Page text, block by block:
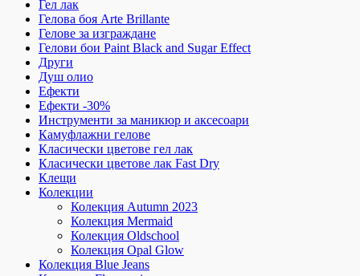
Гел лак
Гелова боя Arte Brillante
Гелове за изграждане
Гелови бои Paint Black and Sugar Effect
Други
Душ олио
Ефекти
Ефекти -30%
Инструменти за маникюр и аксесоари
Камуфлажни гелове
Класически цветове гел лак
Класически цветове лак Fast Dry
Клещи
Колекции
Колекция Autumn 2023
Колекция Mermaid
Колекция Oldschool
Колекция Opal Glow
Колекция Blue Jeans